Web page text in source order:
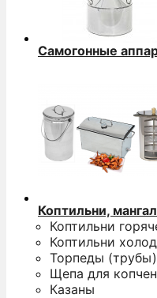
Самогонные
Коптильни,
Коптильни
Коптильни
Торпеды
Щепа для
Казаны